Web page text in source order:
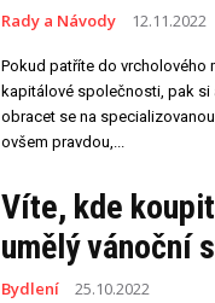
Rady a Návody 12.11.2022
Pokud patříte do vrcholového
kapitálové společnosti, pak si
obracet se na
ovšem pravdou,...
Víte, kde
umělý vánoční
Bydlení 25.10.2022